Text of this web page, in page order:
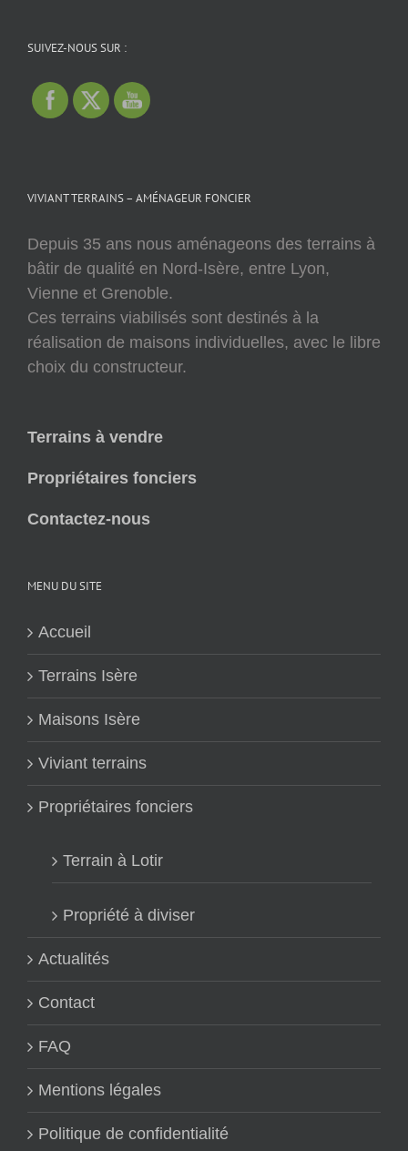
SUIVEZ-NOUS SUR :
VIVIANT TERRAINS – AMÉNAGEUR FONCIER
Depuis 35 ans nous aménageons des terrains à
bâtir de qualité en Nord-Isère, entre Lyon,
Vienne et Grenoble.
Ces terrains viabilisés sont destinés à la
réalisation de maisons individuelles, avec le libre
choix du constructeur.
Terrains à vendre
Propriétaires fonciers
Contactez-nous
MENU DU SITE
Accueil
Terrains Isère
Maisons Isère
Viviant terrains
Propriétaires fonciers
Terrain à Lotir
Propriété à diviser
Actualités
Contact
FAQ
Mentions légales
Politique de confidentialité